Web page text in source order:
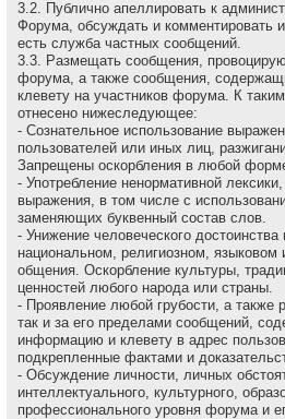
3.2. Публично апеллировать к
Форума, обсуждать и комментировать
есть служба частных сообщений.
3.3. Размещать сообщения,
форума, а также сообщения,
клевету на участников форума. К
отнесено нижеследующее:
- Сознательное использование
пользователей или иных лиц,
Запрещены оскорбления в любой
- Употребление ненормативной
выражения, в том числе с
заменяющих буквенный состав слов.
- Унижение человеческого
национальном, религиозном, языковом
общения. Оскорбление культуры,
ценностей любого народа или страны.
- Проявление любой грубости, а также
так и за его пределами сообщений,
инфоpмацию и клеветy в адрес
подкрепленные фактами и
- Обсуждение личности, личных
интеллектуального, культурного,
профессионального уровня форума и